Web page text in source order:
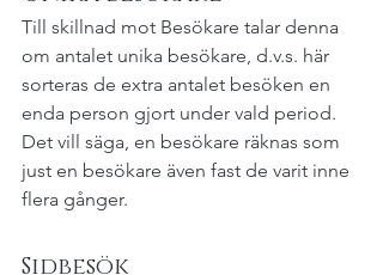
Till skillnad mot Besökare talar denna
om antalet unika besökare, d.v.s. här
sorteras de extra antalet besöken en
enda person gjort under vald period.
Det vill säga, en besökare räknas som
just en besökare även fast de varit inne
flera gånger.
Sidbesök